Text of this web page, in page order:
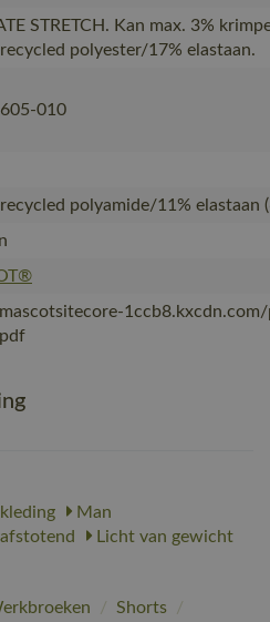
STRETCH. Kan max. 3%
polyester/17% elastaan.
010
polyamide/11% elastaan
Man
Licht van gewicht
/ Shorts /